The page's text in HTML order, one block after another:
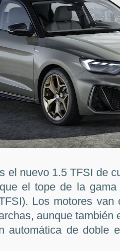
el nuevo 1.5 TFSI de
el tope de la
Los motores van
aunque también
automática de doble